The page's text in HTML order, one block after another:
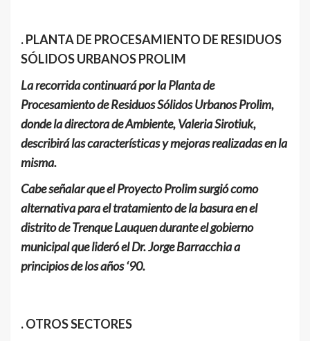
. PLANTA DE PROCESAMIENTO DE RESIDUOS
SÓLIDOS URBANOS PROLIM
La recorrida continuará por la Planta de
Procesamiento de Residuos Sólidos Urbanos Prolim,
donde la directora de Ambiente, Valeria Sirotiuk,
describirá las características y mejoras realizadas en la
misma.
Cabe señalar que el Proyecto Prolim surgió como
alternativa para el tratamiento de la basura en el
distrito de Trenque Lauquen durante el gobierno
municipal que lideró el Dr. Jorge Barracchia a
principios de los años ‘90.
. OTROS SECTORES